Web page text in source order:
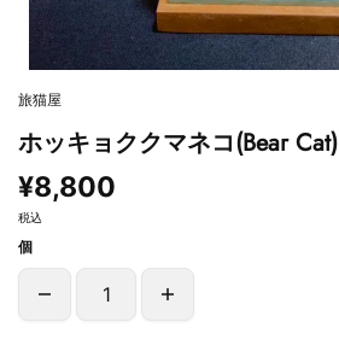
旅猫屋
ホッキョククマネコ(Bear Cat)
¥8,800
税込
個